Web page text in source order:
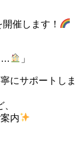
開催します！
…
」
にサポートしま
内